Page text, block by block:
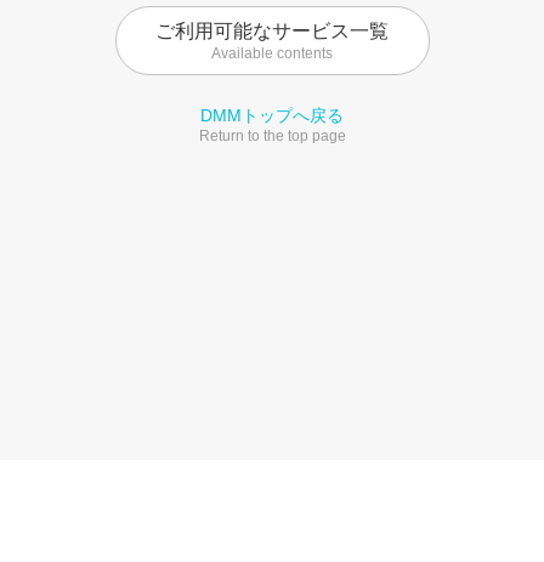
ご利用可能なサービス一覧
Available contents
DMMトップへ戻る
Return to the top page